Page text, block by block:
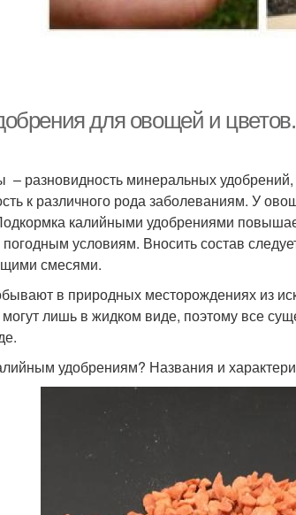
для овощей и
– разновидность минеральных
к различного рода заболеваниям. У
калийными удобрениями
условиям. Вносить состав
смесями.
в природных месторождениях из
могут лишь в жидком виде, поэтому все
удобрениям? Названия и